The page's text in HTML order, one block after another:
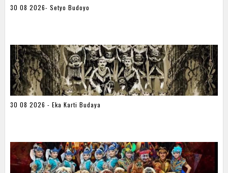
30 08 2026- Setyo Budoyo
30 08 2026 - Eka Karti Budaya